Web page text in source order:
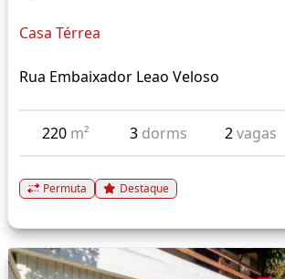
Casa Térrea
Rua Embaixador Leao Veloso
220 m² 3 dorms 2vagas
Permuta Destaque